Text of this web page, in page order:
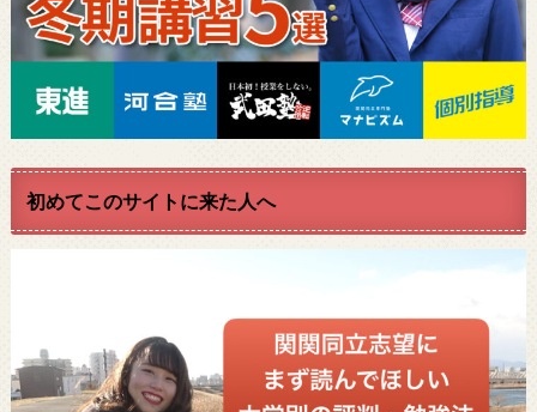
初めてこのサイトに来た人へ